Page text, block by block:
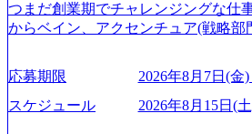
つまだ創業期でチャレンジングな仕
からベイン、アクセンチュア(戦略部
が続々ジョインするピュアな戦略を
事業会社機能へ携われる可能性
生、メディアなど リモート比率99%
応募期限
2026年8月7日(金)
スケジュール
2026年8月15日(